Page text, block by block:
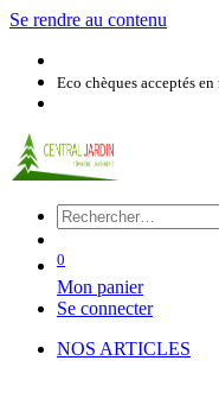
Se rendre au contenu
Eco chèques acceptés en
0
Mon panier
Se connecter
NOS ARTICLES